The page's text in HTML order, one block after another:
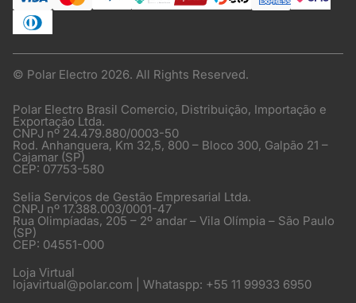
© Polar Electro 2026. All Rights Reserved.
Polar Electro Brasil Comercio, Distribuição, Importação e
Exportação Ltda.
CNPJ nº 24.479.880/0003-50
Rod. Anhanguera, Km 32,5, 800 – Bloco 300, Galpão 21 –
Cajamar (SP)
CEP: 07753-580
Selia Serviços de Gestão Empresarial Ltda.
CNPJ nº 17.388.003/0001-47
Rua Olimpíadas, 205 – 2º andar – Vila Olímpia – São Paulo
(SP)
CEP: 04551-000
Loja Virtual
lojavirtual@polar.com | Whataspp: +55 11 99933 6950